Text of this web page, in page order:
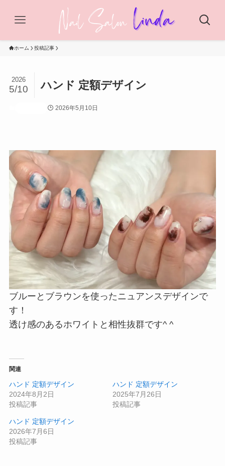
ホーム 投稿記事
ハンド 定額デザイン
2026
5/10
2026年5月10日
ブルーとブラウンを使ったニュアンスデザインで
す！
透け感のあるホワイトと相性抜群です^ ^
関連
ハンド 定額デザイン
2024年8月2日
投稿記事
ハンド 定額デザイン
2025年7月26日
投稿記事
ハンド 定額デザイン
2026年7月6日
投稿記事